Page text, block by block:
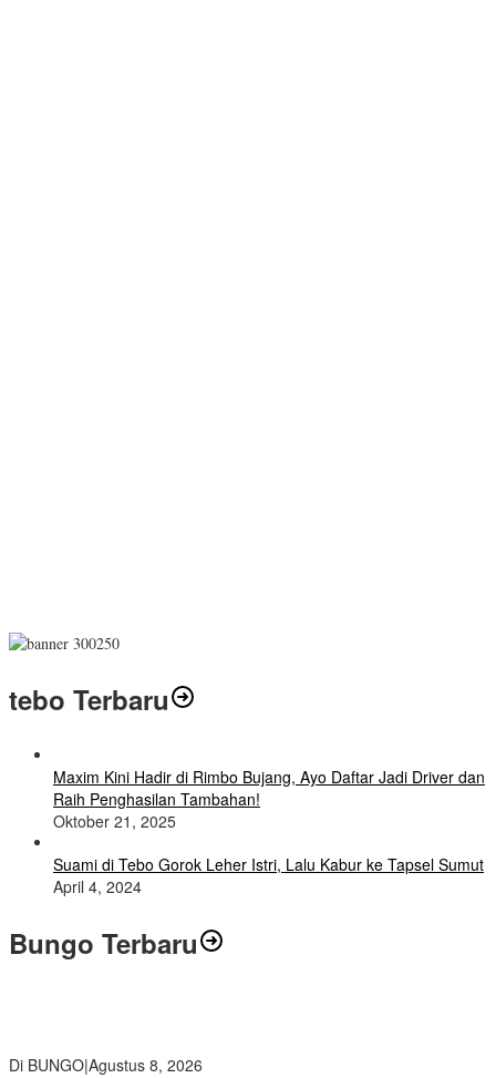
tebo Terbaru
Maxim Kini Hadir di Rimbo Bujang, Ayo Daftar Jadi Driver dan
Raih Penghasilan Tambahan!
Oktober 21, 2025
Suami di Tebo Gorok Leher Istri, Lalu Kabur ke Tapsel Sumut
April 4, 2024
Bungo Terbaru
Di BUNGO|Agustus 8, 2026